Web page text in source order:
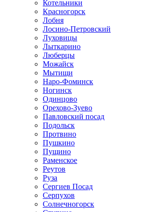
Котельники
Красногорск
Лобня
Лосино-Петровский
Луховицы
Лыткарино
Люберцы
Можайск
Мытищи
Наро-Фоминск
Ногинск
Одинцово
Орехово-Зуево
Павловский посад
Подольск
Протвино
Пушкино
Пущино
Раменское
Реутов
Руза
Сергиев Посад
Серпухов
Солнечногорск